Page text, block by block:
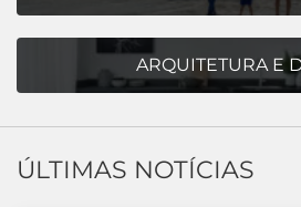
ARQUITETURA E
ÚLTIMAS NOTÍCIAS